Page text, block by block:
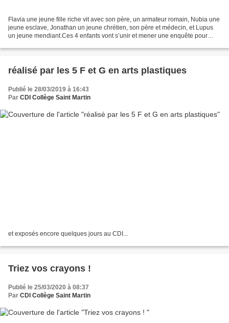
Flavia une jeune fille riche vit avec son père, un armateur romain, Nubia une
jeune esclave, Jonathan un jeune chrétien, son père et médecin, et Lupus
un jeune mendiant.Ces 4 enfants vont s’unir et mener une enquête pour
réalisé par les 5 F et G en arts plastiques
Publié le 28/03/2019 à 16:43
Par CDI Collège Saint Martin
et exposés encore quelques jours au CDI...
Triez vos crayons !
Publié le 25/03/2020 à 08:37
Par CDI Collège Saint Martin